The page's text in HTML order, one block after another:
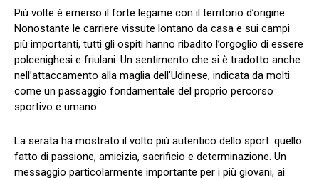
Più volte è emerso il forte legame con il territorio d’origine.
Nonostante le carriere vissute lontano da casa e sui campi
più importanti, tutti gli ospiti hanno ribadito l’orgoglio di essere
polcenighesi e friulani. Un sentimento che si è tradotto anche
nell’attaccamento alla maglia dell’Udinese, indicata da molti
come un passaggio fondamentale del proprio percorso
sportivo e umano.
La serata ha mostrato il volto più autentico dello sport: quello
fatto di passione, amicizia, sacrificio e determinazione. Un
messaggio particolarmente importante per i più giovani, ai